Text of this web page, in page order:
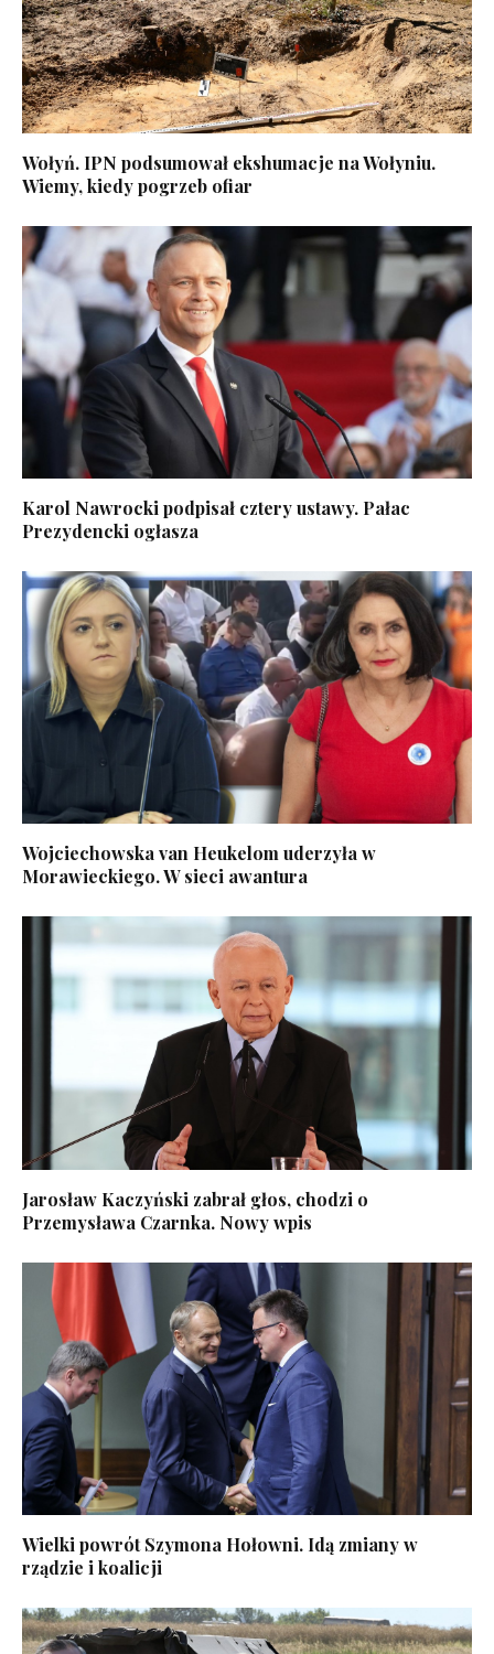
Wołyń. IPN podsumował ekshumacje na Wołyniu.
Wiemy, kiedy pogrzeb ofiar
Karol Nawrocki podpisał cztery ustawy. Pałac
Prezydencki ogłasza
Wojciechowska van Heukelom uderzyła w
Morawieckiego. W sieci awantura
Jarosław Kaczyński zabrał głos, chodzi o
Przemysława Czarnka. Nowy wpis
Wielki powrót Szymona Hołowni. Idą zmiany w
rządzie i koalicji